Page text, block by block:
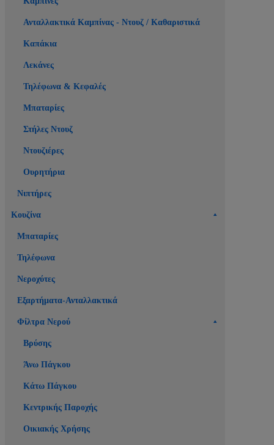
Ανταλλακτικά Καμπίνας - Ντουζ / Καθαριστικά
Καπάκια
Λεκάνες
Τηλέφωνα & Κεφαλές
Μπαταρίες
Στήλες Ντουζ
Ντουζιέρες
Ουρητήρια
Νιπτήρες
Κουζίνα
Μπαταρίες
Τηλέφωνα
Νεροχύτες
Εξαρτήματα-Ανταλλακτικά
Φίλτρα Νερού
Βρύσης
Άνω Πάγκου
Κάτω Πάγκου
Κεντρικής Παροχής
Οικιακής Χρήσης